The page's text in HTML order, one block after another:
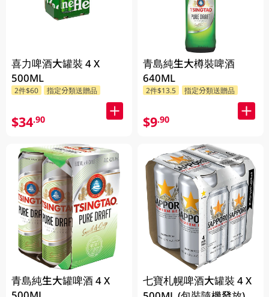
喜力啤酒大罐裝 4 X
500ML
2件$60 指定分類送贈品
$34.90
青島純生大罐啤酒 4 X
青島純生大樽裝啤酒
640ML
2件$13.5 指定分類送贈品
$9.90
七寶札幌啤酒大罐裝 4 X